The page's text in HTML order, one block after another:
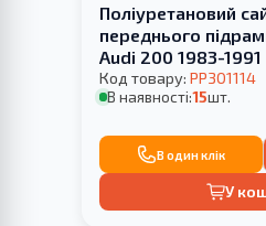
Поліуретановий
переднього
Audi 200 1983-1991
Код товару: PP301114
В наявності:15шт.
В один клік
У